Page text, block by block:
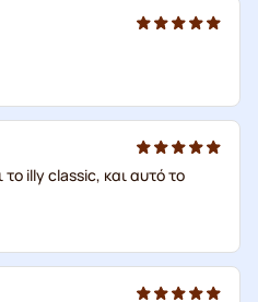
illy classic, και αυτό το